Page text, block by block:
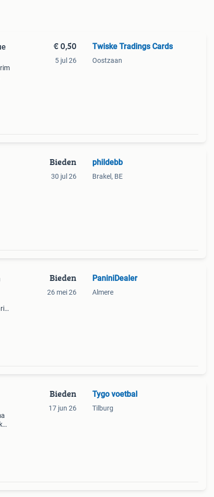
€ 0,50
5 jul 26
Twiske Tradings Cards
Oostzaan
Bieden
30 jul 26
phildebb
Brakel, BE
Bieden
26 mei 26
PaniniDealer
Almere
Bieden
17 jun 26
Tygo voetbal
Tilburg